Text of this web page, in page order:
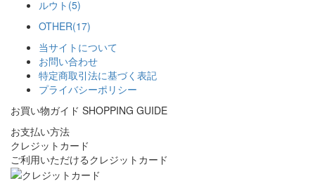
ルウト(5)
OTHER(17)
当サイトについて
お問い合わせ
特定商取引法に基づく表記
プライバシーポリシー
お買い物ガイド SHOPPING GUIDE
お支払い方法
クレジットカード
ご利用いただけるクレジットカード